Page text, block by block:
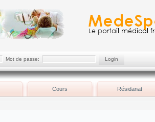
Mot de passe:
Cours Résidanat